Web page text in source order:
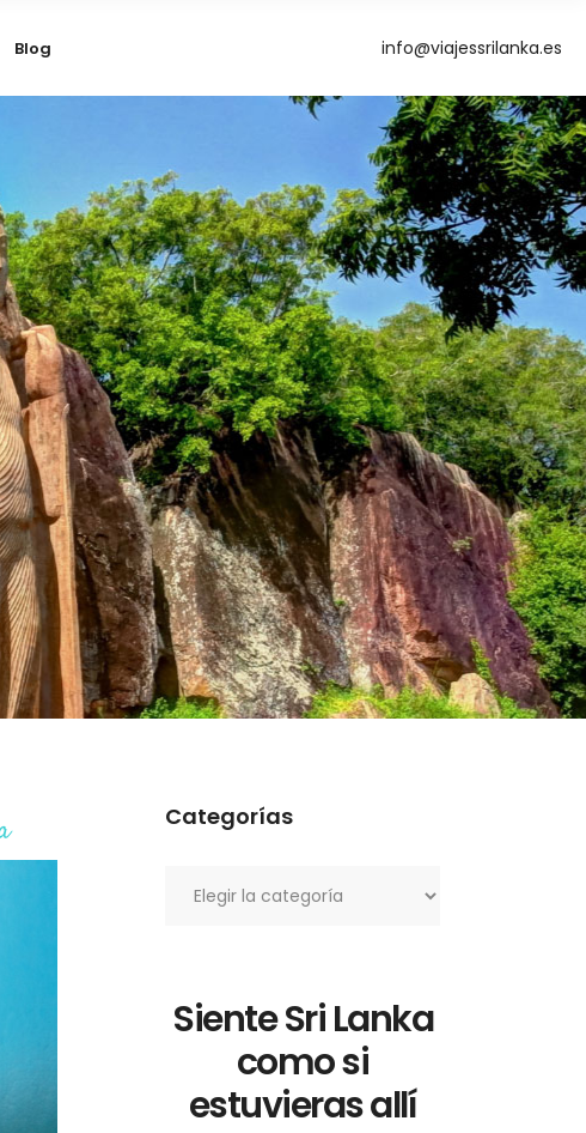
Blog info@viajessrilanka.es
Categorías
Siente Sri Lanka
como si
estuvieras allí